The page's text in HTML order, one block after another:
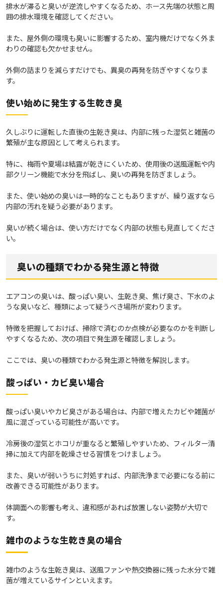
排水が滞ると臭いが逆流しやすくなるため、ホース先端の状態と周
囲の排水環境を確認してください。
また、屋外側の環境も臭いに影響するため、室内機だけでなく外ま
わりの確認も欠かせません。
外側の詰まりを減らすだけでも、異臭の再発を防ぎやすくなりま
す。
使い始めに発生する生乾き臭
久しぶりに運転した直後の生乾き臭は、内部に残った湿気と雑菌の
繁殖が主な原因として考えられます。
特に、梅雨や夏場は結露が乾きにくいため、使用後の送風運転や内
部クリーン機能で水分を飛ばし、臭いの再発を防ぎましょう。
また、使い始めの臭いは一時的なこともありますが、繰り返すなら
内部の汚れを疑う必要があります。
臭いが続く場合は、使い方だけでなく内部の状態も見直してくださ
い。
臭いの種類でわかる発生源と特徴
エアコンの臭いは、酸っぱい臭い、生乾き臭、焦げ臭さ、下水のよ
うな臭いなど、種類によって疑うべき場所が変わります。
特徴を把握しておけば、掃除で済むのか点検が必要なのかを判断し
やすくなるため、次の項目で発生源を確認しましょう。
ここでは、臭いの種類でわかる発生源と特徴を解説します。
酸っぱい・カビ臭い場合
酸っぱい臭いやカビ臭さがある場合は、内部で増えたカビや雑菌が
風に混ざっている可能性が高いです。
冷房後の湿気とホコリが重なると繁殖しやすいため、フィルター清
掃に加えて内部を乾燥させる習慣をつけましょう。
また、臭いが弱いうちに対処すれば、内部洗浄まで必要になる前に
改善できる可能性があります。
体調面への影響も考え、違和感があれば放置しない姿勢が大切で
す。
雑巾のような生乾き臭の場合
雑巾のような生乾き臭は、送風ファンや熱交換器に残った水分で雑
菌が増えているサインといえます。